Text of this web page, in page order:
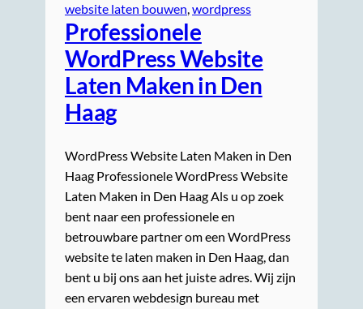
website laten bouwen, wordpress
Professionele
WordPress Website
Laten Maken in Den
Haag
WordPress Website Laten Maken in Den
Haag Professionele WordPress Website
Laten Maken in Den Haag Als u op zoek
bent naar een professionele en
betrouwbare partner om een WordPress
website te laten maken in Den Haag, dan
bent u bij ons aan het juiste adres. Wij zijn
een ervaren webdesign bureau met